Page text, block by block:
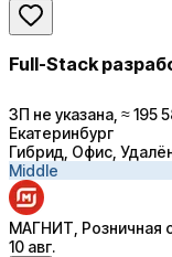
Full-Stack
ЗП не указана, ≈ 195
Екатеринбург
Гибрид, Офис,
Middle
МАГНИТ, Розничная
10 авг.